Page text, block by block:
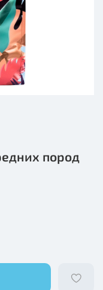
пород